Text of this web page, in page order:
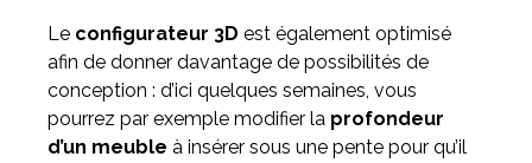
Le configurateur 3D est également optimisé
afin de donner davantage de possibilités de
conception : d’ici quelques semaines, vous
pourrez par exemple modifier la profondeur
d’un meuble à insérer sous une pente pour qu’il